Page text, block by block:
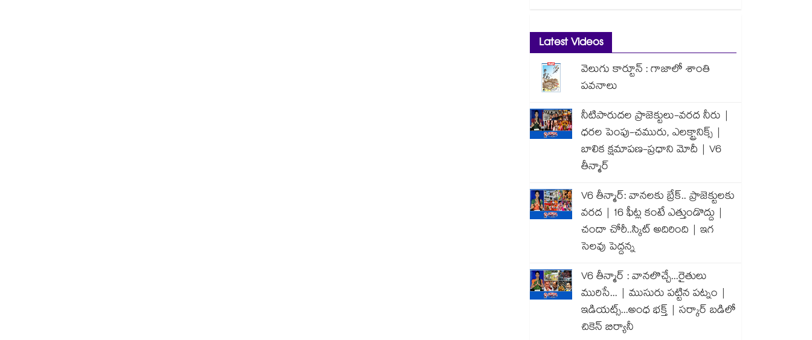
Latest Videos
వెలుగు కార్టూన్ : గాజాలో శాంతి
పవనాలు
నీటిపారుదల ప్రాజెక్టులు-వరద నీరు |
ధరల పెంపు-చమురు, ఎలక్ట్రానిక్స్ |
బాలిక క్షమాపణ-ప్రధాని మోదీ | V6
తీన్మార్
V6 తీన్మార్: వానలకు బ్రేక్.. ప్రాజెక్టులకు
వరద | 16 ఫీట్ల కంటే ఎత్తుండొద్దు |
చందా చోరీ..స్కిట్ అదిరింది | ఇగ
సెలవు పెద్దన్న
V6 తీన్మార్ : వానలొచ్చే...రైతులు
మురిసే... | ముసురు పట్టిన పట్నం |
ఇడియట్స్...అంధ భక్త్ | సర్కార్ బడిలో
చికెన్ బిర్యానీ